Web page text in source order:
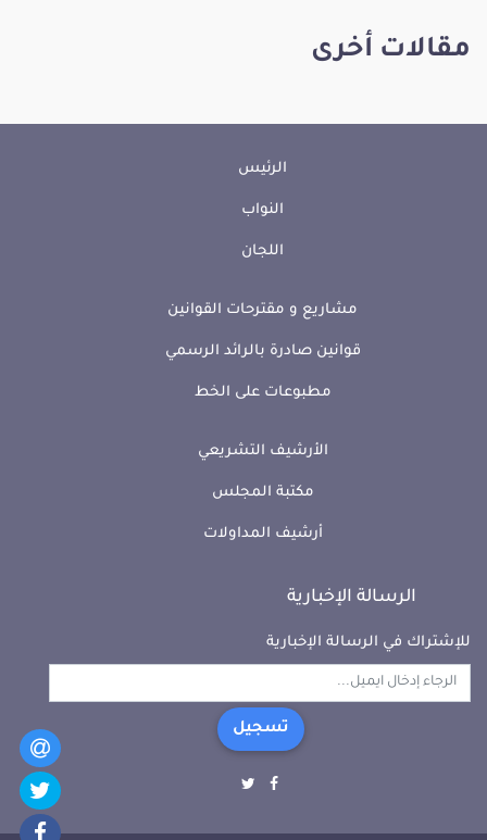
مقالات أخرى
الرئيس
النواب
اللجان
مشاريع و مقترحات القوانين
قوانين صادرة بالرائد الرسمي
مطبوعات على الخط
الأرشيف التشريعي
مكتبة المجلس
أرشيف المداولات
الرسالة الإخبارية
للإشتراك في الرسالة الإخبارية
تسجيل